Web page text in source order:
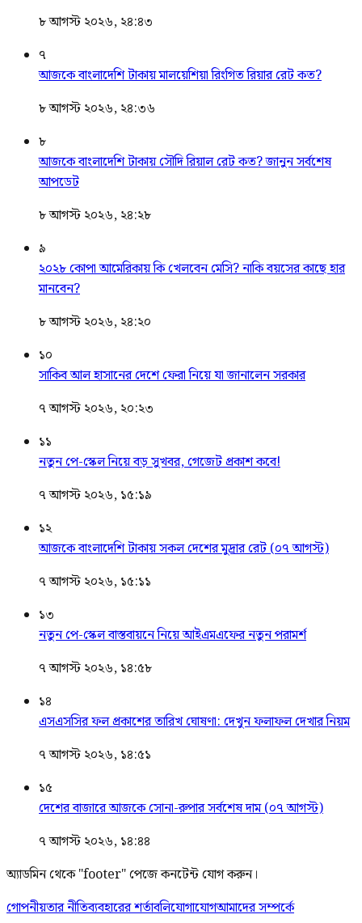
৮ আগস্ট ২০২৬, ২৪:৪৩
৭
আজকে বাংলাদেশি টাকায় মালয়েশিয়া রিংগিত রিয়ার রেট কত?
৮ আগস্ট ২০২৬, ২৪:৩৬
৮
আজকে বাংলাদেশি টাকায় সৌদি রিয়াল রেট কত? জানুন সর্বশেষ
আপডেট
৮ আগস্ট ২০২৬, ২৪:২৮
৯
২০২৮ কোপা আমেরিকায় কি খেলবেন মেসি? নাকি বয়সের কাছে হার
মানবেন?
৮ আগস্ট ২০২৬, ২৪:২০
১০
সাকিব আল হাসানের দেশে ফেরা নিয়ে যা জানালেন সরকার
৭ আগস্ট ২০২৬, ২০:২৩
১১
নতুন পে-স্কেল নিয়ে বড় সুখবর, গেজেট প্রকাশ কবে!
৭ আগস্ট ২০২৬, ১৫:১৯
১২
আজকে বাংলাদেশি টাকায় সকল দেশের মুদ্রার রেট (০৭ আগস্ট)
৭ আগস্ট ২০২৬, ১৫:১১
১৩
নতুন পে-স্কেল বাস্তবায়নে নিয়ে আইএমএফের নতুন পরামর্শ
৭ আগস্ট ২০২৬, ১৪:৫৮
১৪
এসএসসির ফল প্রকাশের তারিখ ঘোষণা: দেখুন ফলাফল দেখার নিয়ম
৭ আগস্ট ২০২৬, ১৪:৫১
১৫
দেশের বাজারে আজকে সোনা-রুপার সর্বশেষ দাম (০৭ আগস্ট)
৭ আগস্ট ২০২৬, ১৪:৪৪
অ্যাডমিন থেকে "footer" পেজে কনটেন্ট যোগ করুন।
গোপনীয়তার নীতিব্যবহারের শর্তাবলিযোগাযোগআমাদের সম্পর্কে